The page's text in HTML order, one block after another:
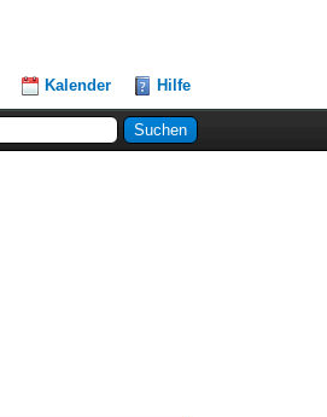
Kalender Hilfe